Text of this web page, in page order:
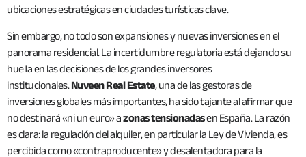
ubicaciones estratégicas en ciudades turísticas clave.
Sin embargo, no todo son expansiones y nuevas inversiones en el
panorama residencial. La incertidumbre regulatoria está dejando su
huella en las decisiones de los grandes inversores
institucionales. Nuveen Real Estate, una de las gestoras de
inversiones globales más importantes, ha sido tajante al afirmar que
no destinará «ni un euro» azonas tensionadasen España. La razón
es clara: la regulación del alquiler, en particular la Ley de Vivienda, es
percibida como «contraproducente» y desalentadora para la